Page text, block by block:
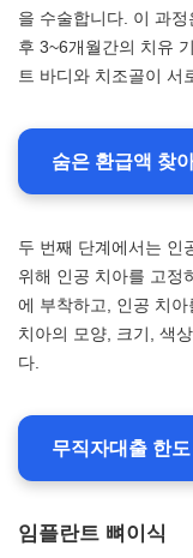
을 수술합니다. 이 과
후 3~6개월간의 치유
트 바디와 치조골이 서
숨은 환급액 찾
두 번째 단계에서는 인
위해 인공 치아를 고정
에 부착하고, 인공 치
치아의 모양, 크기, 색
다.
무직자대출 한
임플란트 뼈이식